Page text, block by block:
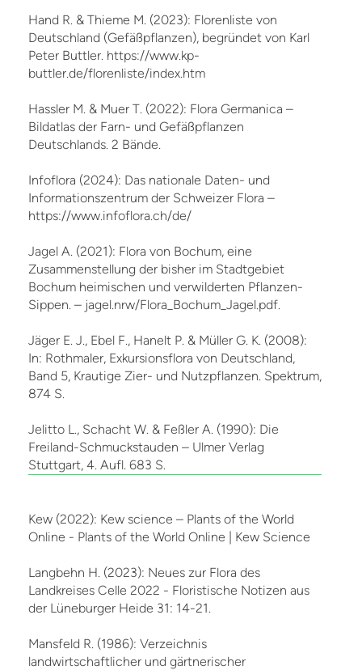
Hand R. & Thieme M. (2023): Florenliste von
Deutschland (Gefäßpflanzen), begründet von Karl
Peter Buttler. https://www.kp-
buttler.de/florenliste/index.htm
Hassler M. & Muer T. (2022): Flora Germanica –
Bildatlas der Farn- und Gefäßpflanzen
Deutschlands. 2 Bände.
Infoflora (2024): Das nationale Daten- und
Informationszentrum der Schweizer Flora –
https://www.infoflora.ch/de/
Jagel A. (2021): Flora von Bochum, eine
Zusammenstellung der bisher im Stadtgebiet
Bochum heimischen und verwilderten Pflanzen-
Sippen. – jagel.nrw/Flora_Bochum_Jagel.pdf.
Jäger E. J., Ebel F., Hanelt P. & Müller G. K. (2008):
In: Rothmaler, Exkursionsflora von Deutschland,
Band 5, Krautige Zier- und Nutzpflanzen. Spektrum,
874 S.
Jelitto L., Schacht W. & Feßler A. (1990): Die
Freiland-Schmuckstauden – Ulmer Verlag
Stuttgart, 4. Aufl. 683 S.
Kew (2022): Kew science – Plants of the World
Online - Plants of the World Online | Kew Science
Langbehn H. (2023): Neues zur Flora des
Landkreises Celle 2022 - Floristische Notizen aus
der Lüneburger Heide 31: 14-21.
Mansfeld R. (1986): Verzeichnis
landwirtschaftlicher und gärtnerischer